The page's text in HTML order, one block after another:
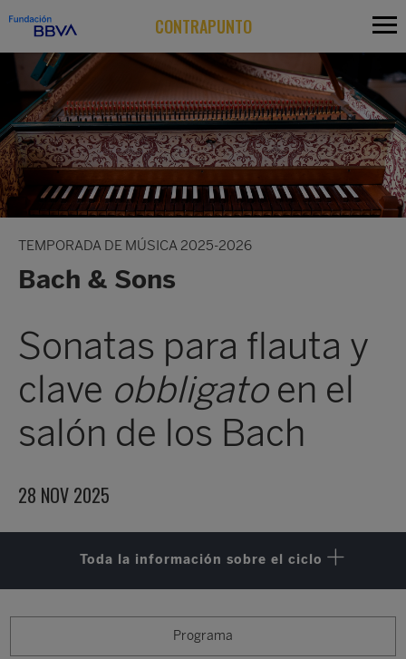
CONTRAPUNTO
TEMPORADA DE MÚSICA 2025-2026
Bach & Sons
Sonatas para flauta y
clave obbligatoen el
salón de los Bach
28 NOV 2025
Toda la información sobre el ciclo
Programa